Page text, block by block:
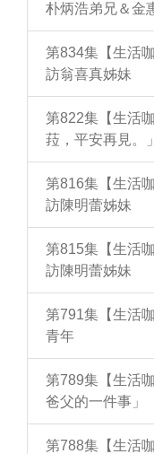
朴炳浩弟兄＆金
第834集【生活
訪翁喜真姊妹
第822集【生活
菈，平安再見。」
第816集【生活
訪陳明蕾姊妹
第815集【生活
訪陳明蕾姊妹
第791集【生活
青年
第789集【生活
爸父的一件事」
第788集【生活